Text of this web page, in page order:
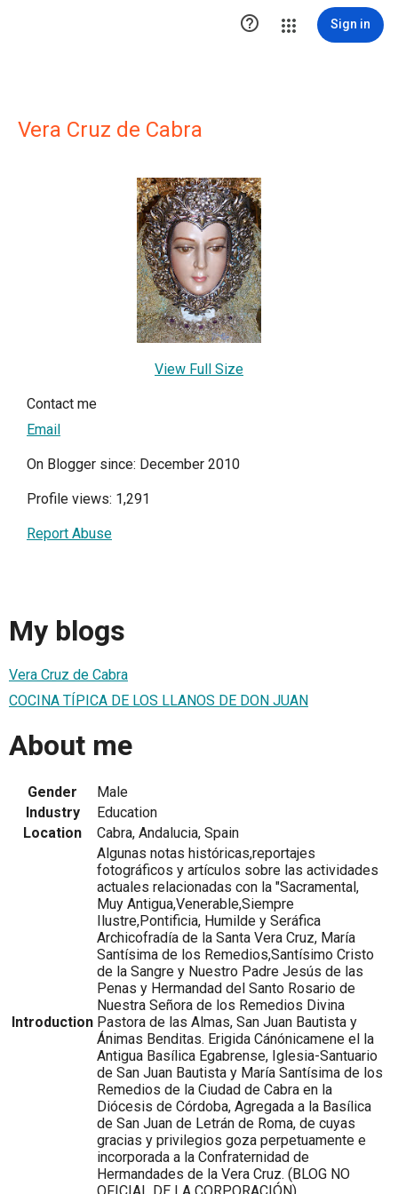
 Sign in
Vera Cruz de Cabra
View Full Size
Contact me
Email
On Blogger since: December 2010
Profile views: 1,291
Report Abuse
My blogs
Vera Cruz de Cabra
COCINA TÍPICA DE LOS LLANOS DE DON JUAN
About me
Gender
Male
Industry
Education
Location
Cabra, Andalucia, Spain
Introduction
Algunas notas históricas,reportajes
fotográficos y artículos sobre las actividades
actuales relacionadas con la "Sacramental,
Muy Antigua,Venerable,Siempre
Ilustre,Pontificia, Humilde y Seráfica
Archicofradía de la Santa Vera Cruz, María
Santísima de los Remedios,Santísimo Cristo
de la Sangre y Nuestro Padre Jesús de las
Penas y Hermandad del Santo Rosario de
Nuestra Señora de los Remedios Divina
Pastora de las Almas, San Juan Bautista y
Ánimas Benditas. Erigida Cánónicamene el la
Antigua Basílica Egabrense, Iglesia-Santuario
de San Juan Bautista y María Santísima de los
Remedios de la Ciudad de Cabra en la
Diócesis de Córdoba, Agregada a la Basílica
de San Juan de Letrán de Roma, de cuyas
gracias y privilegios goza perpetuamente e
incorporada a la Confraternidad de
Hermandades de la Vera Cruz. (BLOG NO